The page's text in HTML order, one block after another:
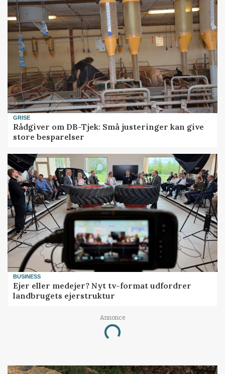
GRISE
Rådgiver om DB-Tjek: Små justeringer kan give
store besparelser
BUSINESS
Ejer eller medejer? Nyt tv-format udfordrer
landbrugets ejerstruktur
Annonce
Loading...